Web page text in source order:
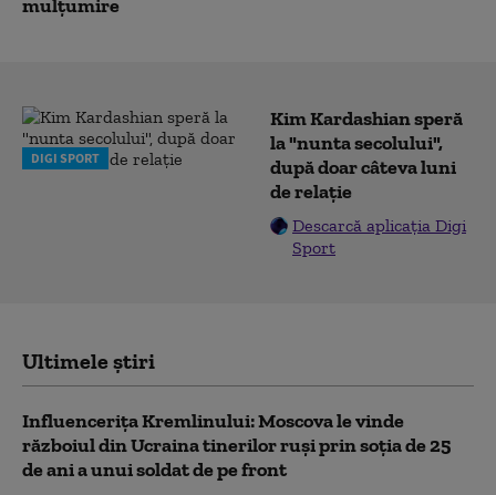
mulțumire
DIGI SPORT
Kim Kardashian speră
la "nunta secolului",
după doar câteva luni
de relație
Descarcă aplicația Digi
Sport
Ultimele știri
Influencerița Kremlinului: Moscova le vinde
războiul din Ucraina tinerilor ruși prin soția de 25
de ani a unui soldat de pe front